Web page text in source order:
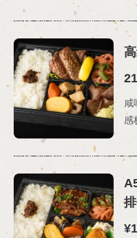
咸
この店舗
外卖菜单 | 焼肉きた松
兵庫県神戸市中央区下山手通
https://
お店情